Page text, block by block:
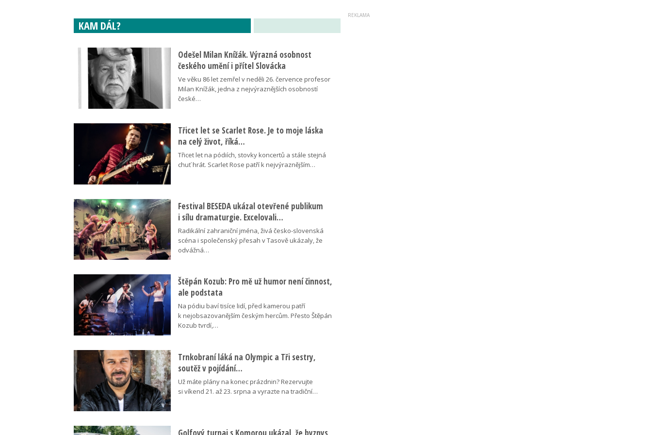
KAM DÁL?
Odešel Milan Knížák. Výrazná osobnost
českého umění i přítel Slovácka
Ve věku 86 let zemřel v neděli 26. července profesor
Milan Knížák, jedna z nejvýraznějších osobností
české…
Třicet let se Scarlet Rose. Je to moje láska
na celý život, říká…
Třicet let na pódiích, stovky koncertů a stále stejná
chuť hrát. Scarlet Rose patří k nejvýraznějším…
Festival BESEDA ukázal otevřené publikum
i sílu dramaturgie. Excelovali…
Radikální zahraniční jména, živá česko-slovenská
scéna i společenský přesah v Tasově ukázaly, že
odvážná…
Štěpán Kozub: Pro mě už humor není činnost,
ale podstata
Na pódiu baví tisíce lidí, před kamerou patří
k nejobsazovanějším českým hercům. Přesto Štěpán
Kozub tvrdí,…
Trnkobraní láká na Olympic a Tři sestry,
soutěž v pojídání…
Už máte plány na konec prázdnin? Rezervujte
si víkend 21. až 23. srpna a vyrazte na tradiční…